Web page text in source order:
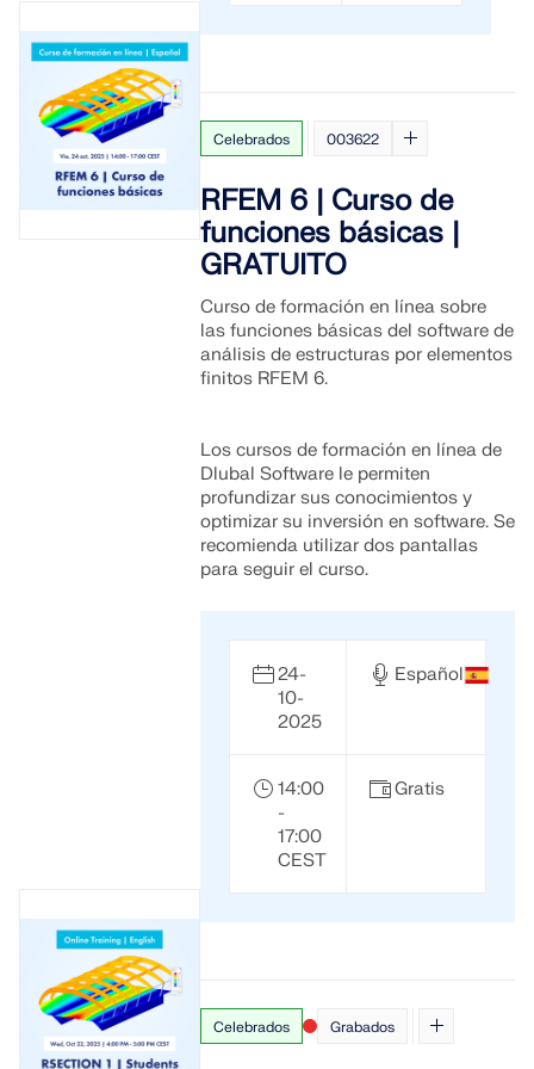
Celebrados 003622
RFEM 6 | Curso de
funciones básicas |
GRATUITO
Curso de formación en línea sobre
las funciones básicas del software de
análisis de estructuras por elementos
finitos RFEM 6.
Los cursos de formación en línea de
Dlubal Software le permiten
profundizar sus conocimientos y
optimizar su inversión en software. Se
recomienda utilizar dos pantallas
para seguir el curso.
24-
10-
2025
Español
14:00
-
17:00
CEST
Gratis
Celebrados Grabados